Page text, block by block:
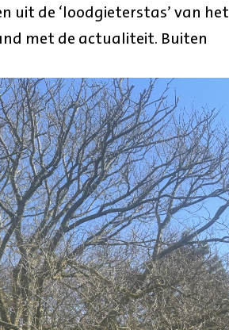
uit de ‘loodgieterstas’ van het
met de actualiteit. Buiten